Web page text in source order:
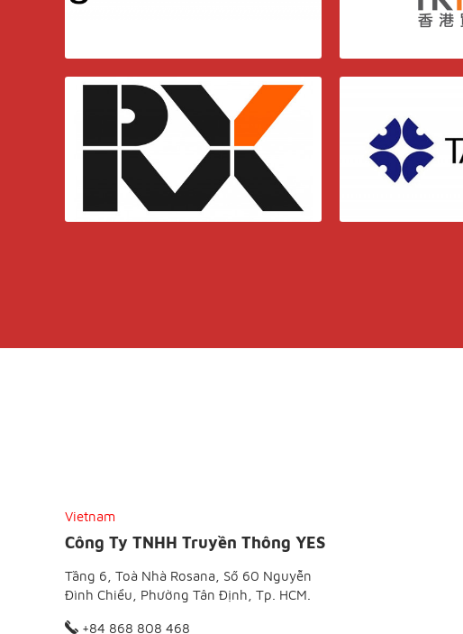
Vietnam
Công Ty TNHH Truyền Thông YES
Tầng 6, Toà Nhà Rosana, Số 60 Nguyễn
Đình Chiểu, Phường Tân Định, Tp. HCM.
+84 868 808 468